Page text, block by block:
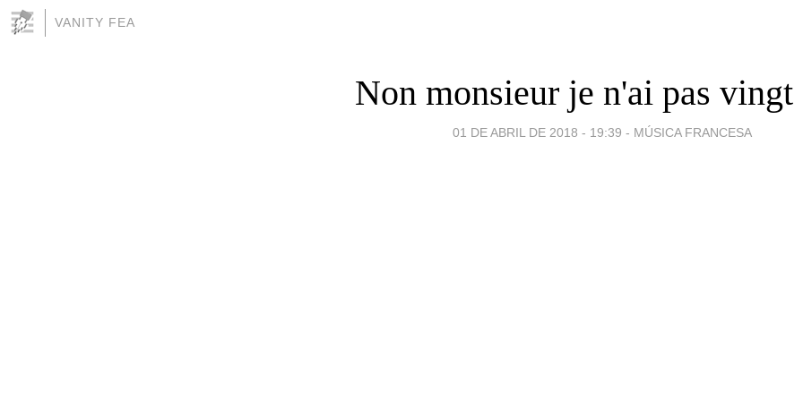
VANITY FEA
Non monsieur je n'ai pas vingt
01 DE ABRIL DE 2018 - 19:39 - MÚSICA FRANCESA